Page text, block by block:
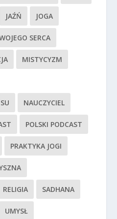
JAŹŃ JOGA
SERCA
MISTYCYZM
NAUCZYCIEL
POLSKI PODCAST
PRAKTYKA JOGI
RELIGIA SADHANA
UMYSŁ